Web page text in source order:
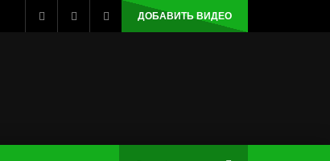
ДОБАВИТЬ ВИДЕО